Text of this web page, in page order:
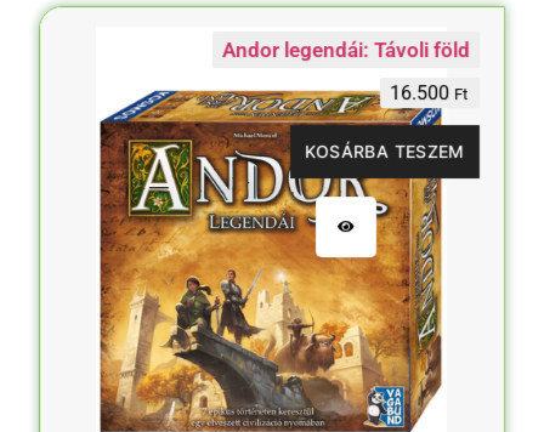
Andor legendái: Távoli föld
16.500 Ft
KOSÁRBA TESZEM